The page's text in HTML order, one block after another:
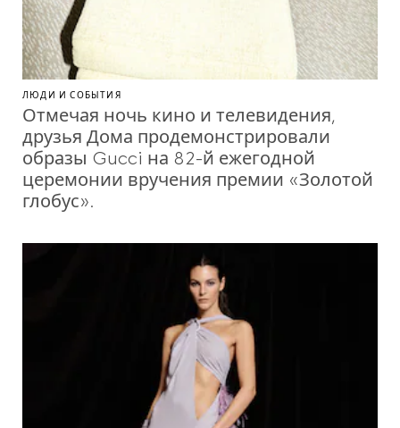
ЛЮДИ И СОБЫТИЯ
Отмечая ночь кино и телевидения,
друзья Дома продемонстрировали
образы Gucci на 82-й ежегодной
церемонии вручения премии «Золотой
глобус».